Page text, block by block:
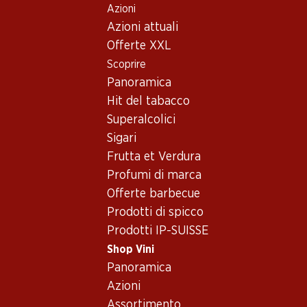
Azioni
Azioni attuali
Offerte XXL
Scoprire
Panoramica
Hit del tabacco
Superalcolici
Sigari
Frutta et Verdura
Profumi di marca
Offerte barbecue
Prodotti di spicco
Prodotti IP-SUISSE
Shop Vini
Panoramica
Azioni
Vino/champagne
Bordeaux
Bio Château Fonroque Saint-Emiilion Grand Cru classé AOC
Esclusiva online!
Fronte Retro Imballaggio